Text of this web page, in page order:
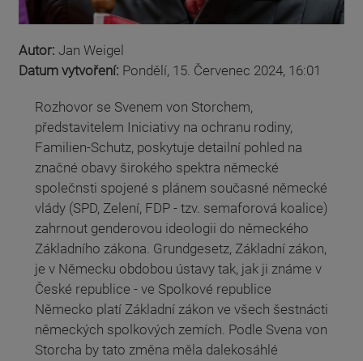
Autor: Jan Weigel
Datum vytvoření: Pondělí, 15. Červenec 2024, 16:01
Rozhovor se Svenem von Storchem,
představitelem Iniciativy na ochranu rodiny,
Familien-Schutz, poskytuje detailní pohled na
značné obavy širokého spektra německé
společnsti spojené s plánem současné německé
vlády (SPD, Zelení, FDP - tzv. semaforová koalice)
zahrnout genderovou ideologii do německého
Základního zákona. Grundgesetz, Základní zákon,
je v Německu obdobou ústavy tak, jak ji známe v
České republice - ve Spolkové republice
Německo platí Základní zákon ve všech šestnácti
německých spolkových zemích. Podle Svena von
Storcha by tato změna měla dalekosáhlé